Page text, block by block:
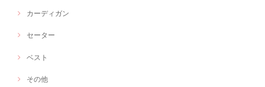
カーディガン
セーター
ベスト
その他